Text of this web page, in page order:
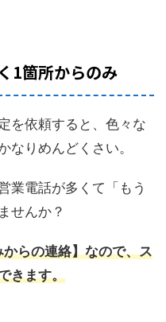
1箇所からのみ
を依頼すると、色々な
なりめんどくさい。
業電話が多くて「もう
せんか？
らの連絡】なので、ス
きます。